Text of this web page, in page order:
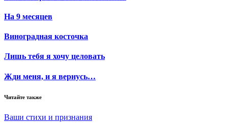
На 9 месяцев
Виноградная косточка
Лишь тебя я хочу целовать
Жди меня, и я вернусь…
Читайте также
Ваши стихи и признания